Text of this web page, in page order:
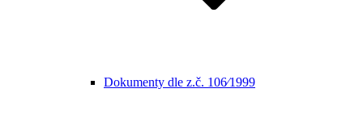
Dokumenty dle z.č. 106⁄1999